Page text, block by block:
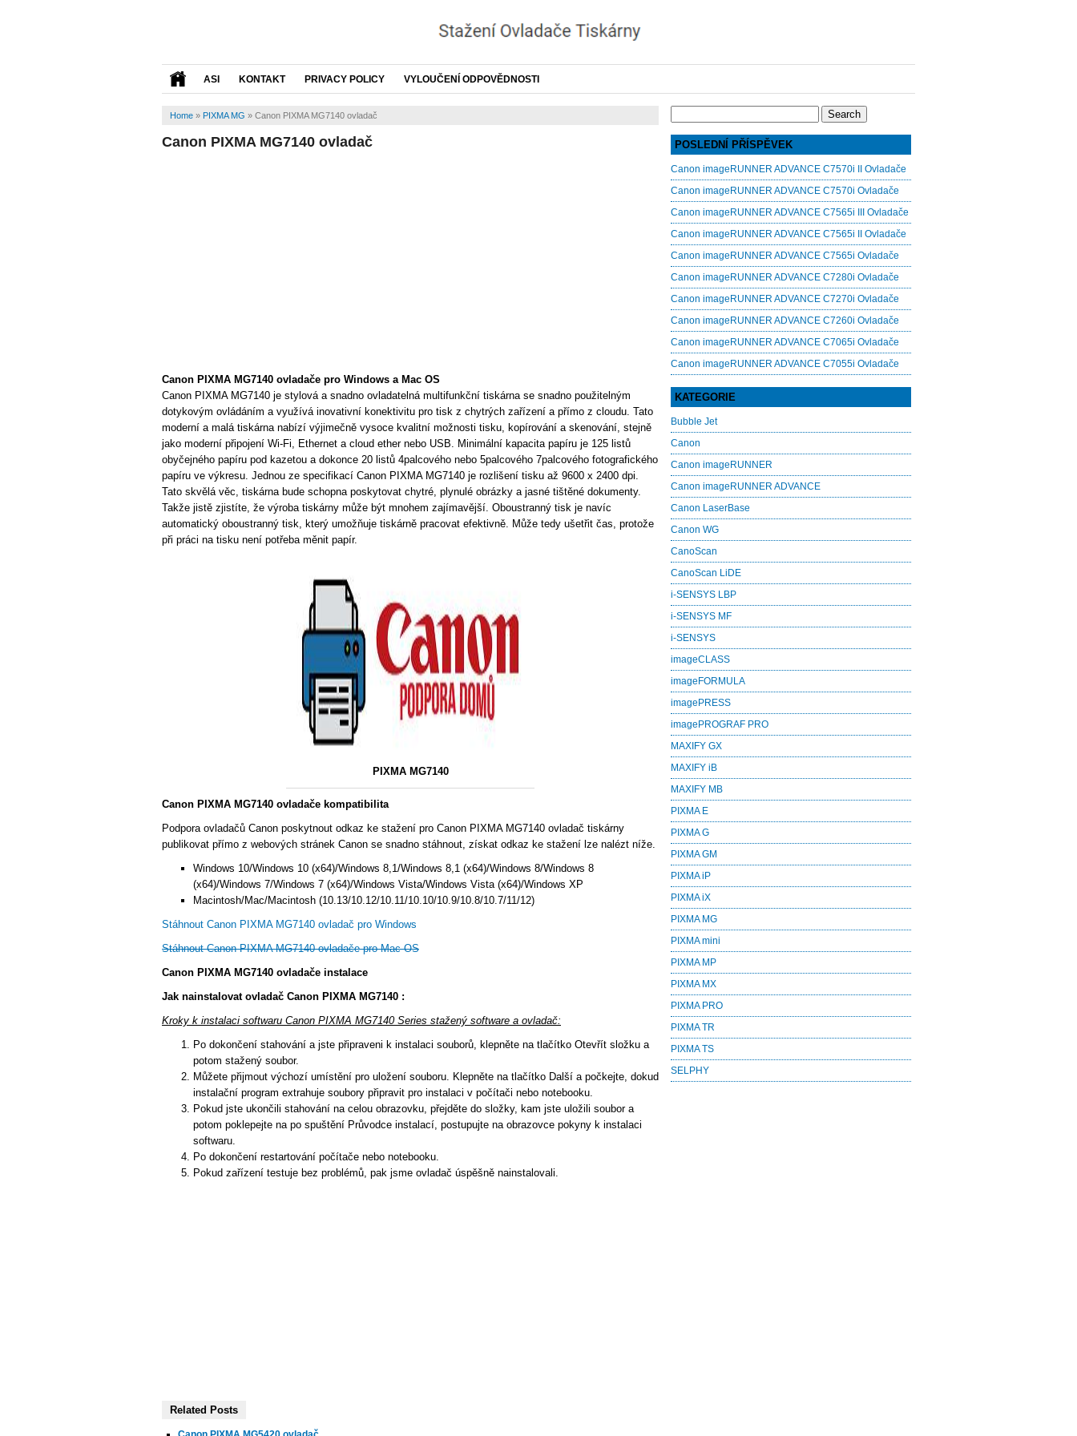
ASI KONTAKT PRIVACY POLICY VYLOUČENÍ ODPOVĚDNOSTI
Home » PIXMA MG » Canon PIXMA MG7140 ovladač
Canon PIXMA MG7140 ovladač
Canon PIXMA MG7140 ovladače pro Windows a Mac OS
Canon PIXMA MG7140 je stylová a snadno ovladatelná multifunkční tiskárna se snadno použitelným
dotykovým ovládáním a využívá inovativní konektivitu pro tisk z chytrých zařízení a přímo z cloudu. Tato
moderní a malá tiskárna nabízí výjimečně vysoce kvalitní možnosti tisku, kopírování a skenování, stejně
jako moderní připojení Wi-Fi, Ethernet a cloud ether nebo USB. Minimální kapacita papíru je 125 listů
obyčejného papíru pod kazetou a dokonce 20 listů 4palcového nebo 5palcového 7palcového fotografického
papíru ve výkresu. Jednou ze specifikací Canon PIXMA MG7140 je rozlišení tisku až 9600 x 2400 dpi.
Tato skvělá věc, tiskárna bude schopna poskytovat chytré, plynulé obrázky a jasné tištěné dokumenty.
Takže jistě zjistíte, že výroba tiskárny může být mnohem zajímavější. Oboustranný tisk je navíc
automatický oboustranný tisk, který umožňuje tiskárně pracovat efektivně. Může tedy ušetřit čas, protože
při práci na tisku není potřeba měnit papír.
PIXMA MG7140
Canon PIXMA MG7140 ovladače kompatibilita
Podpora ovladačů Canon poskytnout odkaz ke stažení pro Canon PIXMA MG7140 ovladač tiskárny
publikovat přímo z webových stránek Canon se snadno stáhnout, získat odkaz ke stažení lze nalézt níže.
Windows 10/Windows 10 (x64)/Windows 8,1/Windows 8,1 (x64)/Windows 8/Windows 8
(x64)/Windows 7/Windows 7 (x64)/Windows Vista/Windows Vista (x64)/Windows XP
Macintosh/Mac/Macintosh (10.13/10.12/10.11/10.10/10.9/10.8/10.7/11/12)
Stáhnout Canon PIXMA MG7140 ovladač pro Windows
Stáhnout Canon PIXMA MG7140 ovladače pro Mac OS
Canon PIXMA MG7140 ovladače instalace
Jak nainstalovat ovladač Canon PIXMA MG7140 :
Kroky k instalaci softwaru Canon PIXMA MG7140 Series stažený software a ovladač:
Po dokončení stahování a jste připraveni k instalaci souborů, klepněte na tlačítko Otevřít složku a
potom stažený soubor.
Můžete přijmout výchozí umístění pro uložení souboru. Klepněte na tlačítko Další a počkejte, dokud
instalační program extrahuje soubory připravit pro instalaci v počítači nebo notebooku.
Pokud jste ukončili stahování na celou obrazovku, přejděte do složky, kam jste uložili soubor a
potom poklepejte na po spuštění Průvodce instalací, postupujte na obrazovce pokyny k instalaci
softwaru.
Po dokončení restartování počítače nebo notebooku.
Pokud zařízení testuje bez problémů, pak jsme ovladač úspěšně nainstalovali.
Related Posts
POSLEDNÍ PŘÍSPĚVEK
Canon imageRUNNER ADVANCE C7570i II Ovladače
Canon imageRUNNER ADVANCE C7570i Ovladače
Canon imageRUNNER ADVANCE C7565i III Ovladače
Canon imageRUNNER ADVANCE C7565i II Ovladače
Canon imageRUNNER ADVANCE C7565i Ovladače
Canon imageRUNNER ADVANCE C7280i Ovladače
Canon imageRUNNER ADVANCE C7270i Ovladače
Canon imageRUNNER ADVANCE C7260i Ovladače
Canon imageRUNNER ADVANCE C7065i Ovladače
Canon imageRUNNER ADVANCE C7055i Ovladače
KATEGORIE
Bubble Jet
Canon
Canon imageRUNNER
Canon imageRUNNER ADVANCE
Canon LaserBase
Canon WG
CanoScan
CanoScan LiDE
i-SENSYS LBP
i-SENSYS MF
i‑SENSYS
imageCLASS
imageFORMULA
imagePRESS
imagePROGRAF PRO
MAXIFY GX
MAXIFY iB
MAXIFY MB
PIXMA E
PIXMA G
PIXMA GM
PIXMA iP
PIXMA iX
PIXMA MG
PIXMA mini
PIXMA MP
PIXMA MX
PIXMA PRO
PIXMA TR
PIXMA TS
SELPHY